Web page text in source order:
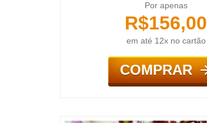
Por apenas
R$156,00
em até 12x no cartão
COMPRAR